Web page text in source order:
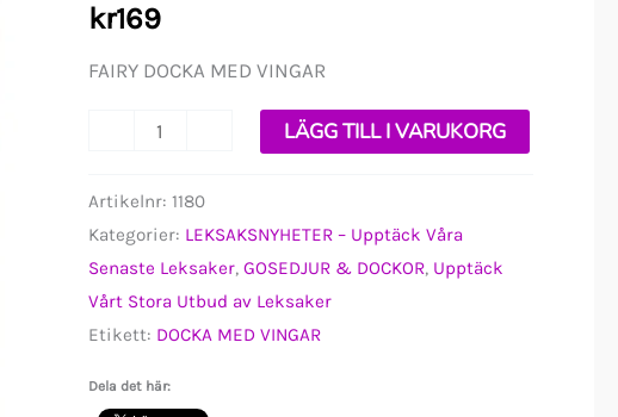
kr169
FAIRY DOCKA MED VINGAR
med
Vingar
mängd
LÄGG TILL I VARUKORG
Artikelnr:1180
Kategorier: LEKSAKSNYHETER – Upptäck Våra
Senaste Leksaker,GOSEDJUR & DOCKOR, Upptäck
Vårt Stora Utbud av Leksaker
Etikett: DOCKA MED VINGAR
Dela det här: